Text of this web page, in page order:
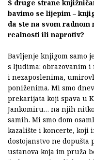
S druge strane
bavimo se lijepim –
da ste na svom radnom
realnosti ili naprotiv?
Bavljenje knjigom samo
s ljudima: obrazovanim i
i nezaposlenima,
poniženima. Mi smo
prekarijata koji spava u
Jankomiru… na njih
samih. Mi smo dom
kazalište i koncerte, koji
dostojanstvo ne
ustanova koja im pruža